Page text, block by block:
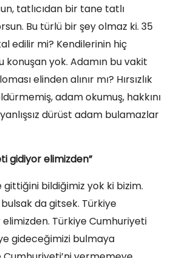
tatlıcıdan bir tane tatlı
Bu türlü bir şey olmaz ki. 35
edilir mi? Kendilerinin hiç
konuşan yok. Adamın bu vakit
elinden alınır mı? Hırsızlık
adam okumuş, hakkını
dürüst adam bulamazlar
gidiyor elimizden”
bildiğimiz yok ki bizim.
bulsak da gitsek. Türkiye
Türkiye Cumhuriyeti
gideceğimizi bulmaya